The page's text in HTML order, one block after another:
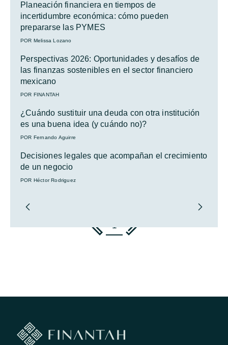
Planeación financiera en tiempos de
incertidumbre económica: cómo pueden
prepararse las PYMES
POR Melissa Lozano
Perspectivas 2026: Oportunidades y desafíos de
las finanzas sostenibles en el sector financiero
mexicano
POR FINANTAH
¿Cuándo sustituir una deuda con otra institución
es una buena idea (y cuándo no)?
POR Fernando Aguirre
Decisiones legales que acompañan el crecimiento
de un negocio
POR Héctor Rodriguez
1